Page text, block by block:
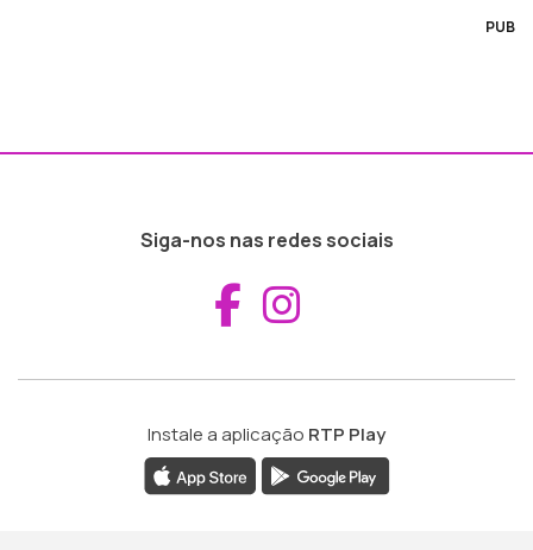
PUB
Siga-nos nas redes sociais
Aceder ao
Instale a aplicação RTP Play